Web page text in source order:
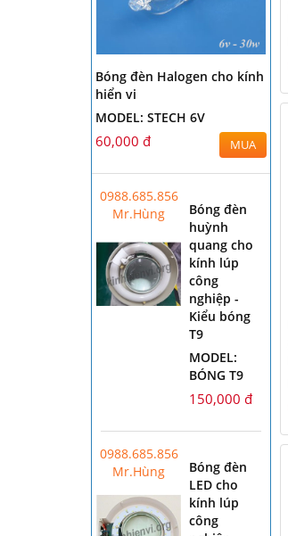
Bóng đèn Halogen cho kính
hiển vi
MODEL: STECH 6V
60,000 đ MUA
0988.685.856
Mr.Hùng
Bóng đèn
huỳnh
quang cho
kính lúp
công
nghiệp -
Kiểu bóng
T9
MODEL:
BÓNG T9
150,000 đ
0988.685.856
Mr.Hùng
Bóng đèn
LED cho
kính lúp
công